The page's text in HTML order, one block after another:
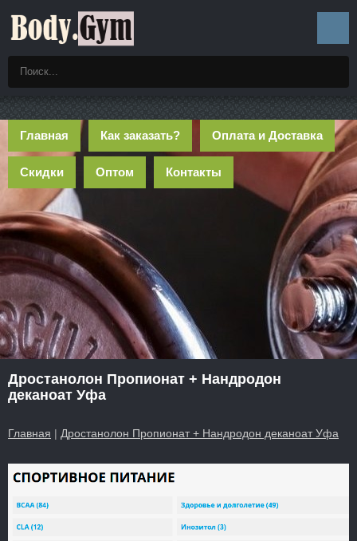
Главная Как заказать? Оплата и Доставка
Скидки Оптом Контакты
Дростанолон Пропионат + Нандродон
деканоат Уфа
Главная | Дростанолон Пропионат + Нандродон деканоат Уфа